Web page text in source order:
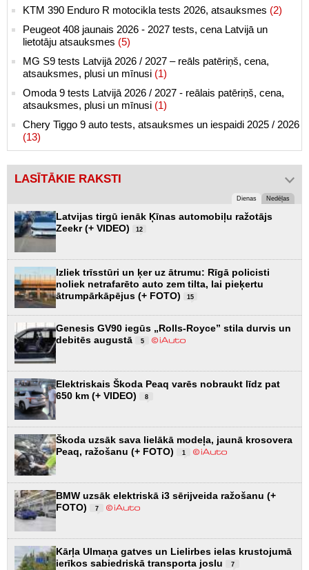
KTM 390 Enduro R motocikla tests 2026, atsauksmes (2)
Peugeot 408 jaunais 2026 - 2027 tests, cena Latvijā un
lietotāju atsauksmes (5)
MG S9 tests Latvijā 2026 / 2027 – reāls patēriņš, cena,
atsauksmes, plusi un mīnusi (1)
Omoda 9 tests Latvijā 2026 / 2027 - reālais patēriņš, cena,
atsauksmes, plusi un mīnusi (1)
Chery Tiggo 9 auto tests, atsauksmes un iespaidi 2025 / 2026
(13)
LASĪTĀKIE RAKSTI
Dienas Nedēļas
Latvijas tirgū ienāk Ķīnas automobiļu ražotājs
Zeekr (+ VIDEO)
12
Izliek trīsstūri un ķer uz ātrumu: Rīgā policisti
noliek netrafarēto auto zem tilta, lai pieķertu
ātrumpārkāpējus (+ FOTO)
15
Genesis GV90 iegūs „Rolls-Royce” stila durvis un
debitēs augustā
5
Elektriskais Škoda Peaq varēs nobraukt līdz pat
650 km (+ VIDEO)
8
Škoda uzsāk sava lielākā modeļa, jaunā krosovera
Peaq, ražošanu (+ FOTO)
1
BMW uzsāk elektriskā i3 sērijveida ražošanu (+
FOTO)
7
Kārļa Ulmaņa gatves un Lielirbes ielas krustojumā
ierīkos sabiedriskā transporta joslu
7